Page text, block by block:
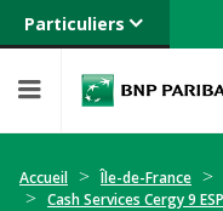
Particuliers
Banque privée
Entreprises
Accueil Île-de-France
Cash Services Cergy 9